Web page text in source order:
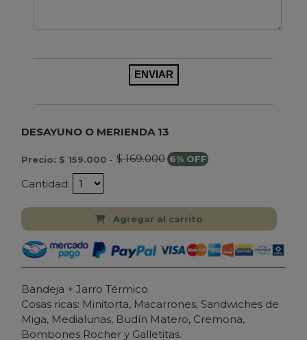
DESAYUNO O MERIENDA 13
Precio: $ 159.000 - $ 169.000 6% OFF
Cantidad:
Agregar al carrito
Bandeja + Jarro Térmico
Cosas ricas: Minitorta, Macarrones, Sandwiches de
Miga, Medialunas, Budín Matero, Cremona,
Bombones Rocher y Galletitas.